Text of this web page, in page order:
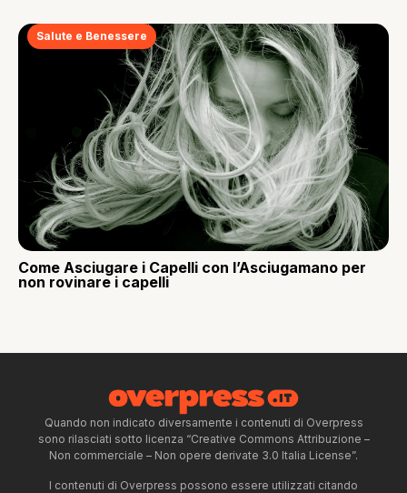
Salute e Benessere
Come Asciugare i Capelli con l’Asciugamano per
non rovinare i capelli
Quando non indicato diversamente i contenuti di Overpress
sono rilasciati sotto licenza “Creative Commons Attribuzione –
Non commerciale – Non opere derivate 3.0 Italia License”.
I contenuti di Overpress possono essere utilizzati citando